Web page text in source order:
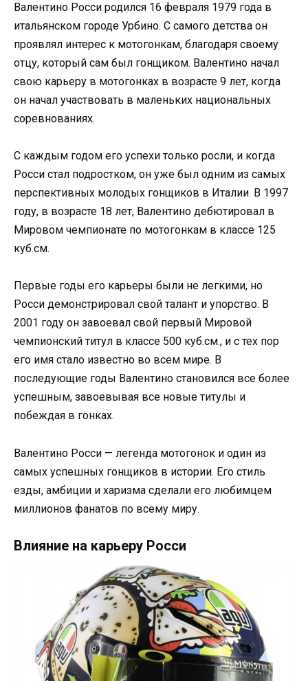
Валентино Росси родился 16 февраля 1979 года в
итальянском городе Урбино. С самого детства он
проявлял интерес к мотогонкам, благодаря своему
отцу, который сам был гонщиком. Валентино начал
свою карьеру в мотогонках в возрасте 9 лет, когда
он начал участвовать в маленьких национальных
соревнованиях.
С каждым годом его успехи только росли, и когда
Росси стал подростком, он уже был одним из самых
перспективных молодых гонщиков в Италии. В 1997
году, в возрасте 18 лет, Валентино дебютировал в
Мировом чемпионате по мотогонкам в классе 125
куб.см.
Первые годы его карьеры были не легкими, но
Росси демонстрировал свой талант и упорство. В
2001 году он завоевал свой первый Мировой
чемпионский титул в классе 500 куб.см., и с тех пор
его имя стало известно во всем мире. В
последующие годы Валентино становился все более
успешным, завоевывая все новые титулы и
побеждая в гонках.
Валентино Росси — легенда мотогонок и один из
самых успешных гонщиков в истории. Его стиль
езды, амбиции и харизма сделали его любимцем
миллионов фанатов по всему миру.
Влияние на карьеру Росси